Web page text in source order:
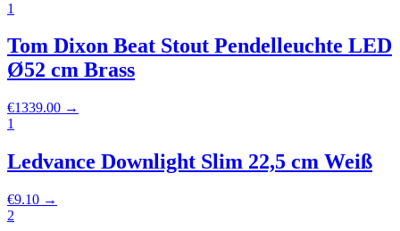
1
Tom Dixon Beat Stout Pendelleuchte LED
Ø52 cm Brass
€1339.00 →
1
Ledvance Downlight Slim 22,5 cm Weiß
€9.10 →
2